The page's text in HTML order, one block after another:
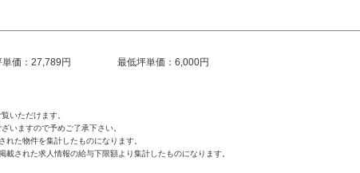
単価：27,789円 最低坪単価：6,000円
いただけます。
いますので予めご了承下さい。
た物件を集計したものになります。
された求人情報の給与下限額より集計したものになります。